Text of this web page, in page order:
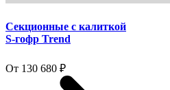
Секционные с калиткой
S-гофр Trend
От 130 680 ₽